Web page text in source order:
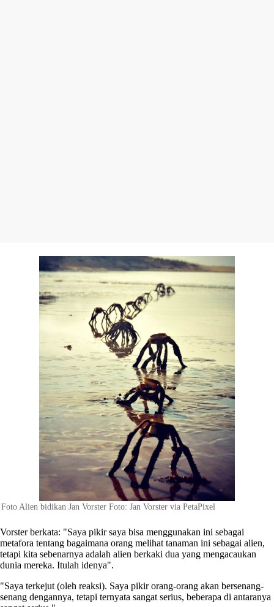
Foto Alien bidikan Jan Vorster Foto: Jan Vorster via PetaPixel
Vorster berkata: "Saya pikir saya bisa menggunakan ini sebagai
metafora tentang bagaimana orang melihat tanaman ini sebagai alien,
tetapi kita sebenarnya adalah alien berkaki dua yang mengacaukan
dunia mereka. Itulah idenya".
"Saya terkejut (oleh reaksi). Saya pikir orang-orang akan bersenang-
senang dengannya, tetapi ternyata sangat serius, beberapa di antaranya